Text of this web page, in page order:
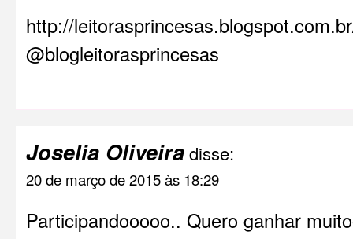
http://
@blogleitorasprincesas
Joselia Oliveiradisse:
20 de março de 2015 às 18:29
Participandooooo.. Quero ganhar